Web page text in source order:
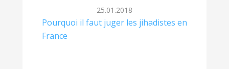
25.01.2018
Pourquoi il faut juger les jihadistes en
France